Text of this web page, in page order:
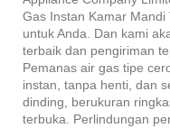
Gas Instan Kamar
untuk Anda. Dan kami
terbaik dan pengiriman
Pemanas air gas tipe
instan, tanpa henti, dan
dinding, berukuran
terbuka. Perlindungan